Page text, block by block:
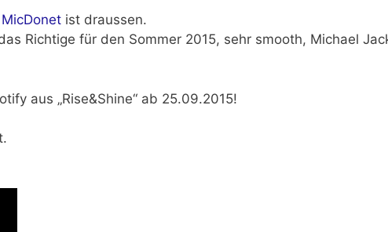
MicDonetist draussen.
Richtige für den Sommer 2015, sehr smooth, Michael
aus „Rise&Shine“ ab 25.09.2015!